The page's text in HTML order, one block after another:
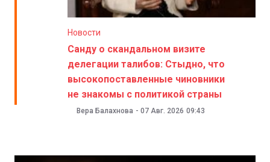
Новости
Санду о скандальном визите
делегации талибов: Стыдно, что
высокопоставленные чиновники
не знакомы с политикой страны
Вера Балахнова - 07 Авг. 2026 09:43